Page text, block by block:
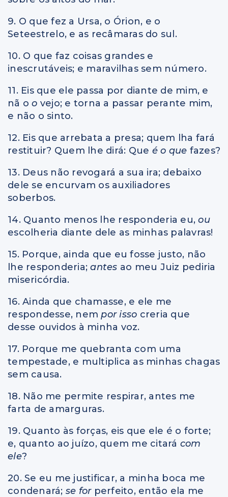
9. O que fez a Ursa, o Órion, e o
Seteestrelo, e as recâmaras do sul.
10. O que faz coisas grandes e
inescrutáveis; e maravilhas sem número.
11. Eis que ele passa por diante de mim, e
nã oo vejo; e torna a passar perante mim,
e não o sinto.
12. Eis que arrebata a presa; quem lha fará
restituir? Quem lhe dirá: Que é o que fazes?
13. Deus não revogará a sua ira; debaixo
dele se encurvam os auxiliadores
soberbos.
14. Quanto menos lhe responderia eu,ou
escolheria diante dele as minhas palavras!
15. Porque, ainda que eu fosse justo, não
lhe responderia;antes ao meu Juiz pediria
misericórdia.
16. Ainda que chamasse, e ele me
respondesse, nempor isso creria que
desse ouvidos à minha voz.
17. Porque me quebranta com uma
tempestade, e multiplica as minhas chagas
sem causa.
18. Não me permite respirar, antes me
farta de amarguras.
19. Quanto às forças, eis que ele é o forte;
e, quanto ao juízo, quem me citará com
ele?
20. Se eu me justificar, a minha boca me
condenará; se for perfeito, então ela me